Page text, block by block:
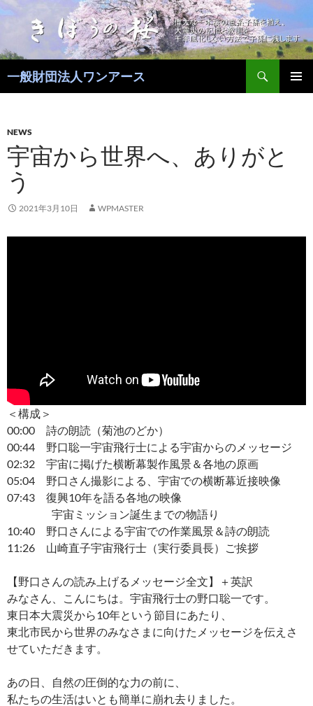
コ
ン
ツ
へ
プ
一般財団法人ワンアース
NEWS
宇宙から世界へ、ありがと
う
2021年3月10日 WPMASTER
＜構成＞
00:00 詩の朗読（菊池のどか）
00:44 野口聡一宇宙飛行士による宇宙からのメッセージ
02:32 宇宙に掲げた横断幕製作風景＆各地の原画
05:04 野口さん撮影による、宇宙での横断幕近接映像
07:43 復興10年を語る各地の映像
宇宙ミッション誕生までの物語り
10:40 野口さんによる宇宙での作業風景＆詩の朗読
11:26 山崎直子宇宙飛行士（実行委員長）ご挨拶
【野口さんの読み上げるメッセージ全文】＋英訳
みなさん、こんにちは。宇宙飛行士の野口聡一です。
東日本大震災から10年という節目にあたり、
東北市民から世界のみなさまに向けたメッセージを伝えさ
せていただきます。
あの日、自然の圧倒的な力の前に、
私たちの生活はいとも簡単に崩れ去りました。